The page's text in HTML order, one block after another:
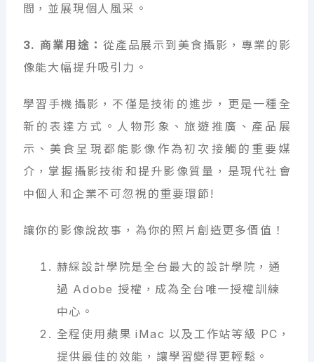
間，並展現個人風采。
3. 商業用途： 從產品展示到美食攝影，專業的影
像能大幅提升吸引力。
學習手機攝影，不僅是技術的進步，更是一種全
新的表達方式。人物形象、旅遊推廣、產品展
示、美食呈現都能影像作為初次接觸的重要媒
介，掌握攝影技術和提升影像質量，是現代社會
中個人和企業不可忽視的重要環節!
讓你的影像說故事，為你的照片創造更多價值！
赫綵設計學院是全台最大的設計學院，通
過 Adobe 授權，成為全台唯一授權訓練
中心。
全程使用蘋果 iMac 以及工作站等級 PC，
提供最佳的效能，讓學習變得更輕鬆。